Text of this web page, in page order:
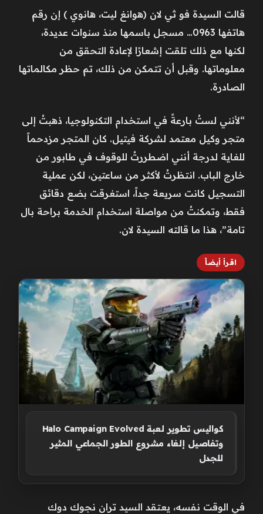
قالت السيدة فو ثي لان (هوانغ ليت، هانوي ) إن رقم
هاتفها 0963… مسجل باسمها منذ سنوات عديدة،
لكنها مع ذلك تلقت إشعارًا لإعادة التحقق من
معلوماتها. وقبل أن تتمكن من ذلك، تم حظر مكالماتها
الصادرة.
“لأنني لستُ بارعةً في استخدام التكنولوجيا، ذهبتُ إلى
متجر وكيل معتمد لشركة فيتيل. كان المتجر مزدحماً
للغاية لدرجة أنني اضطررتُ للوقوف في طابور من
خارج الباب. انتظرتُ لأكثر من ساعتين، لكن عملية
التسجيل كانت سريعة جداً، استغرقت بضع دقائق
فقط، وتمكنتُ من مواصلة استخدام الخدمة براحة بال
تامة”، هذا ما قالته السيدة لان.
اقرأ أيضاً
كواليس تطوير لعبة Halo Campaign Evolved
وتفاصيل إلغاء مشروع الطور الجماعي المثير
للجدل
في الوقت نفسه، يعتقد السيد تران نجوك دوك